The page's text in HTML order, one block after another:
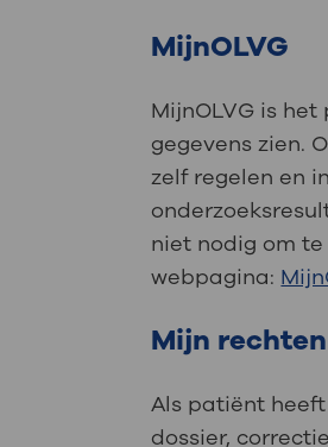
MijnOLVG
MijnOLVG is
gegevens zien.
zelf regelen en
niet nodig om te
webpagina:
Mijn
Als patiënt
dossier,